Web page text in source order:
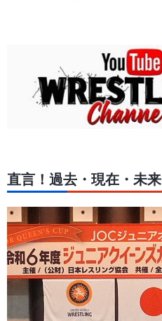
直言！過去・現在・未来